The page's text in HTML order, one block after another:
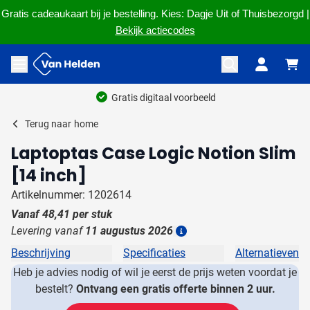
Gratis cadeaukaart bij je bestelling. Kies: Dagje Uit of Thuisbezorgd |
Bekijk actiecodes
Ga naar de inhoud
Menu openen
Gratis digitaal voorbeeld
Terug naar home
Laptoptas Case Logic Notion Slim
[14 inch]
Artikelnummer: 1202614
Vanaf48,41 per stuk
Levering vanaf 11 augustus 2026
Beschrijving Specificaties
Alternatieven
Heb je advies nodig of wil je eerst de prijs weten voordat je
bestelt? Ontvang een gratis offerte binnen 2 uur.